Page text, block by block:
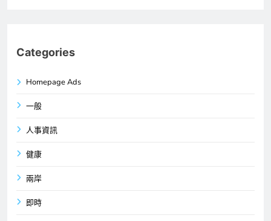
Categories
Homepage Ads
一般
人事資訊
健康
兩岸
即時